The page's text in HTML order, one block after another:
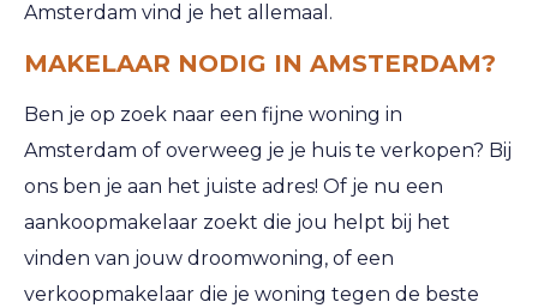
Amsterdam vind je het allemaal.
MAKELAAR NODIG IN AMSTERDAM?
Ben je op zoek naar een fijne woning in
Amsterdam of overweeg je je huis te verkopen? Bij
ons ben je aan het juiste adres! Of je nu een
aankoopmakelaar zoekt die jou helpt bij het
vinden van jouw droomwoning, of een
verkoopmakelaar die je woning tegen de beste